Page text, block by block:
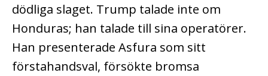
dödliga slaget. Trump talade inte om
Honduras; han talade till sina operatörer.
Han presenterade Asfura som sitt
förstahandsval, försökte bromsa